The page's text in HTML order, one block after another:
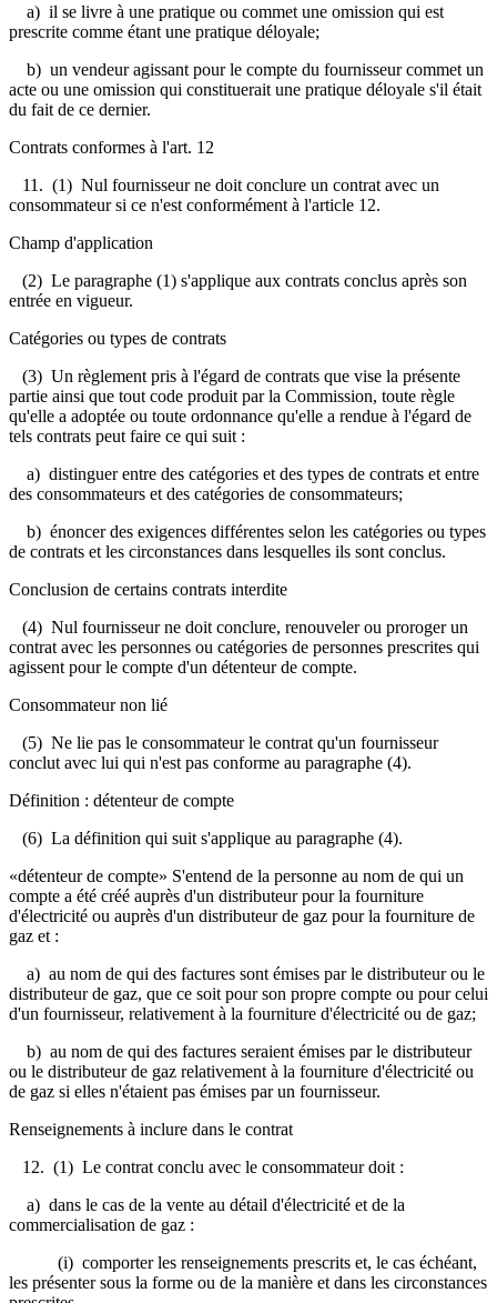
a) il se livre à une pratique ou commet une omission qui est
prescrite comme étant une pratique déloyale;
b) un vendeur agissant pour le compte du fournisseur commet un
acte ou une omission qui constituerait une pratique déloyale s'il était
du fait de ce dernier.
Contrats conformes à l'art. 12
11. (1) Nul fournisseur ne doit conclure un contrat avec un
consommateur si ce n'est conformément à l'article 12.
Champ d'application
(2) Le paragraphe (1) s'applique aux contrats conclus après son
entrée en vigueur.
Catégories ou types de contrats
(3) Un règlement pris à l'égard de contrats que vise la présente
partie ainsi que tout code produit par la Commission, toute règle
qu'elle a adoptée ou toute ordonnance qu'elle a rendue à l'égard de
tels contrats peut faire ce qui suit :
a) distinguer entre des catégories et des types de contrats et entre
des consommateurs et des catégories de consommateurs;
b) énoncer des exigences différentes selon les catégories ou types
de contrats et les circonstances dans lesquelles ils sont conclus.
Conclusion de certains contrats interdite
(4) Nul fournisseur ne doit conclure, renouveler ou proroger un
contrat avec les personnes ou catégories de personnes prescrites qui
agissent pour le compte d'un détenteur de compte.
Consommateur non lié
(5) Ne lie pas le consommateur le contrat qu'un fournisseur
conclut avec lui qui n'est pas conforme au paragraphe (4).
Définition : détenteur de compte
(6) La définition qui suit s'applique au paragraphe (4).
«détenteur de compte» S'entend de la personne au nom de qui un
compte a été créé auprès d'un distributeur pour la fourniture
d'électricité ou auprès d'un distributeur de gaz pour la fourniture de
gaz et :
a) au nom de qui des factures sont émises par le distributeur ou le
distributeur de gaz, que ce soit pour son propre compte ou pour celui
d'un fournisseur, relativement à la fourniture d'électricité ou de gaz;
b) au nom de qui des factures seraient émises par le distributeur
ou le distributeur de gaz relativement à la fourniture d'électricité ou
de gaz si elles n'étaient pas émises par un fournisseur.
Renseignements à inclure dans le contrat
12. (1) Le contrat conclu avec le consommateur doit :
a) dans le cas de la vente au détail d'électricité et de la
commercialisation de gaz :
(i) comporter les renseignements prescrits et, le cas échéant,
les présenter sous la forme ou de la manière et dans les circonstances